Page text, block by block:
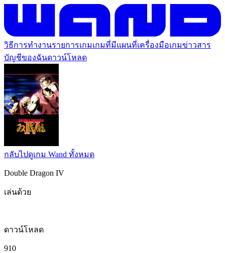
วิธีการทำงานรายการเกมเกมที่มีแผนที่เครื่องมือเกมข่าวสาร
บัญชีของฉันดาวน์โหลด
กลับไปดูเกม Wand ทั้งหมด
Double Dragon IV
เล่นด้วย
ดาวน์โหลด
910